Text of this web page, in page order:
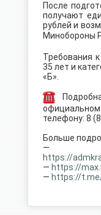
После
получают
рублей и
Минобороны
Требования
35 лет и
«Б».
телефону: 8
Больше
—
https://
— https://
— https://